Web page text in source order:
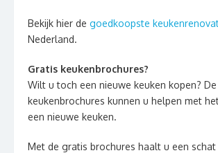
Bekijk hier de goedkoopste
Nederland.
Gratis keukenbrochures?
Wilt u toch een nieuwe keuken kopen?
keukenbrochures kunnen u helpen met
een nieuwe keuken.
Met de gratis brochures haalt u een schat